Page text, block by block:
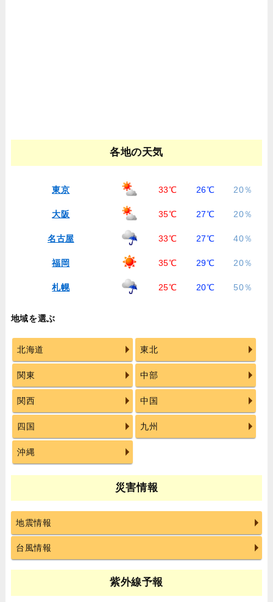
各地の天気
東京 33℃ 26℃ 20％
大阪 35℃ 27℃ 20％
名古屋 33℃ 27℃ 40％
福岡 35℃ 29℃ 20％
札幌 25℃ 20℃ 50％
地域を選ぶ
北海道 東北
関東 中部
関西 中国
四国 九州
沖縄
災害情報
地震情報
台風情報
紫外線予報